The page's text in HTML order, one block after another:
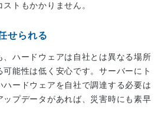
トもかかりません。
せられる
、ハードウェアは自社とは異なる場所
能性は低く安心です。サーバーにト
ードウェアを自社で調達する必要は
ップデータがあれば、災害時にも素早